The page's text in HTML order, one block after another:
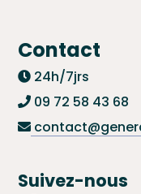
Contact
24h/7jrs
09 72 58 43 68
Suivez-nous